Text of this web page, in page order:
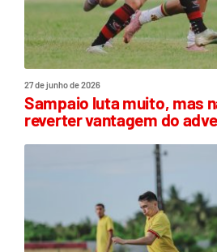
27 de junho de 2026
Sampaio luta muito, mas
reverter vantagem do